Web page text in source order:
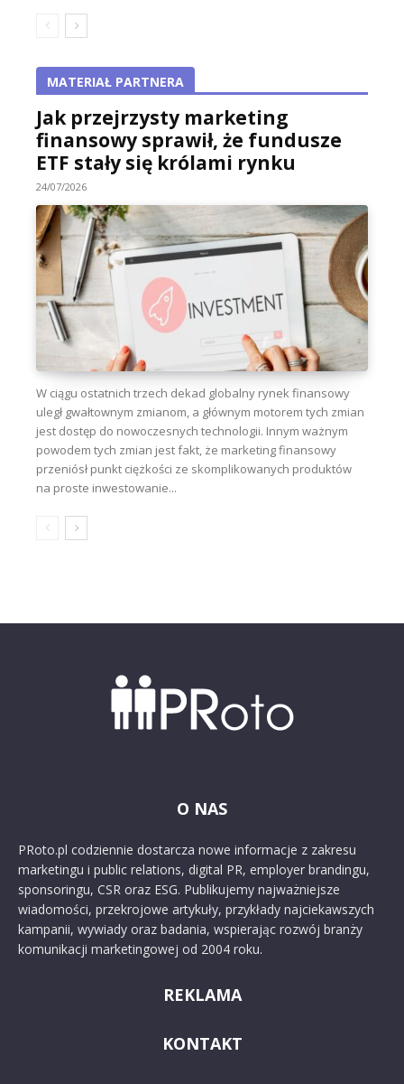
MATERIAŁ PARTNERA
Jak przejrzysty marketing
finansowy sprawił, że fundusze
ETF stały się królami rynku
24/07/2026
W ciągu ostatnich trzech dekad globalny rynek finansowy
uległ gwałtownym zmianom, a głównym motorem tych zmian
jest dostęp do nowoczesnych technologii. Innym ważnym
powodem tych zmian jest fakt, że marketing finansowy
przeniósł punkt ciężkości ze skomplikowanych produktów
na proste inwestowanie...
O NAS
PRoto.pl codziennie dostarcza nowe informacje z zakresu
marketingu i public relations, digital PR, employer brandingu,
sponsoringu, CSR oraz ESG. Publikujemy najważniejsze
wiadomości, przekrojowe artykuły, przykłady najciekawszych
kampanii, wywiady oraz badania, wspierając rozwój branży
komunikacji marketingowej od 2004 roku.
REKLAMA
KONTAKT